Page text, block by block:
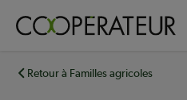
principalRetour à Familles agricoles